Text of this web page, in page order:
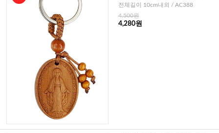
전체길이 10cm내외 / AC388
4,500원
4,280원